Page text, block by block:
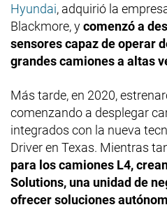
Hyundai, adquirió la
Blackmore, ycomenzó a
sensores capaz de operar
grandes camiones a altas
Más tarde, en 2020,
comenzando a desplegar
integrados con la nueva
Driver en Texas. Mientras
para los camiones L4,
Solutions, una unidad de
ofrecer soluciones